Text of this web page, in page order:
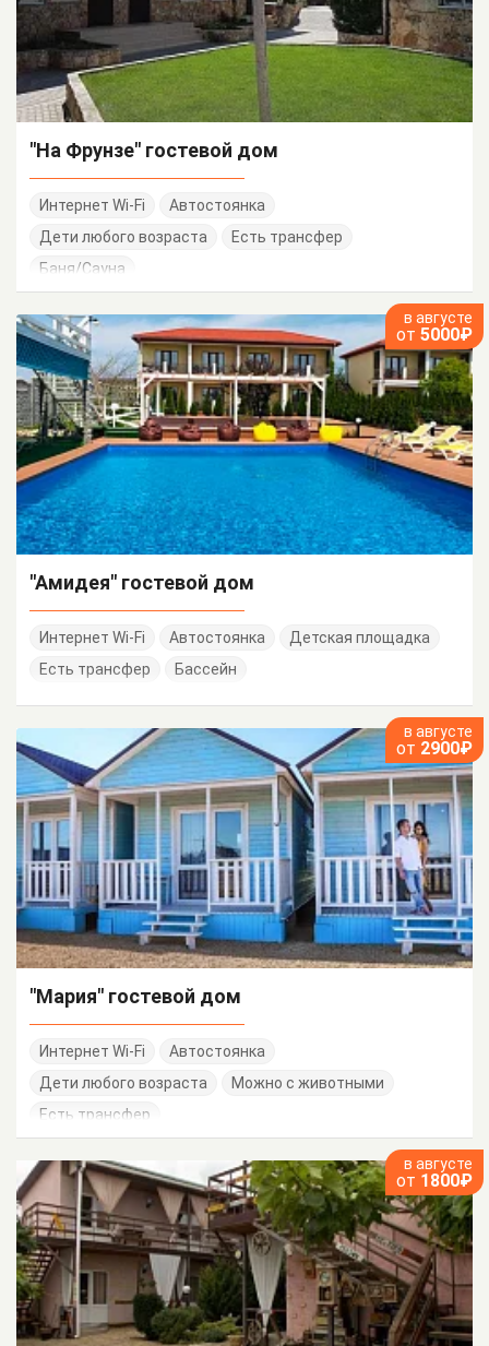
"На Фрунзе" гостевой дом
Интернет Wi-Fi
Автостоянка
Дети любого возраста
Есть трансфер
Баня/Сауна
в августе
от 5000₽
"Амидея" гостевой дом
Интернет Wi-Fi Автостоянка
Детская площадка
Есть трансфер
Бассейн
в августе
от 2900₽
"Мария" гостевой дом
Интернет Wi-Fi
Автостоянка
Дети любого возраста
Можно с животными
Есть трансфер
в августе
от 1800₽